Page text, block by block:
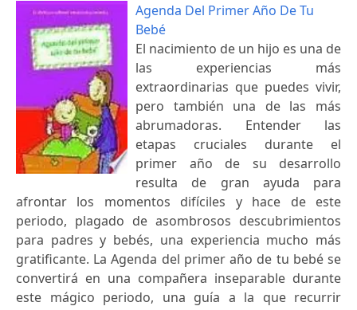
Agenda Del Primer Año De Tu
Bebé
El nacimiento de un hijo es una de
las experiencias más
extraordinarias que puedes vivir,
pero también una de las más
abrumadoras. Entender las
etapas cruciales durante el
primer año de su desarrollo
resulta de gran ayuda para
afrontar los momentos difíciles y hace de este
periodo, plagado de asombrosos descubrimientos
para padres y bebés, una experiencia mucho más
gratificante. La Agenda del primer año de tu bebé se
convertirá en una compañera inseparable durante
este mágico periodo, una guía a la que recurrir